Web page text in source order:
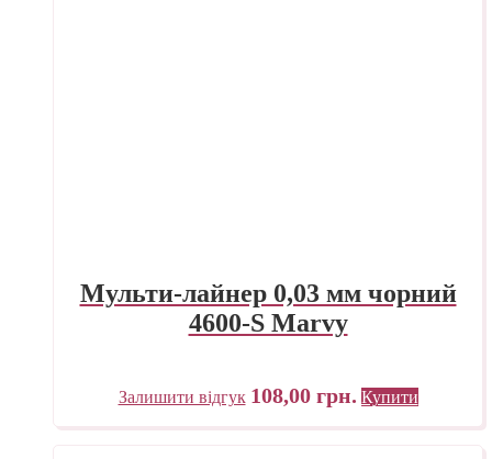
Мульти-лайнер 0,03 мм чорний
4600-S Marvy
Залишити відгук 108,00 грн. Купити